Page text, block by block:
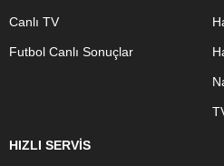
Canlı TV
Futbol Canlı Sonuçlar
HIZLI SERVİS